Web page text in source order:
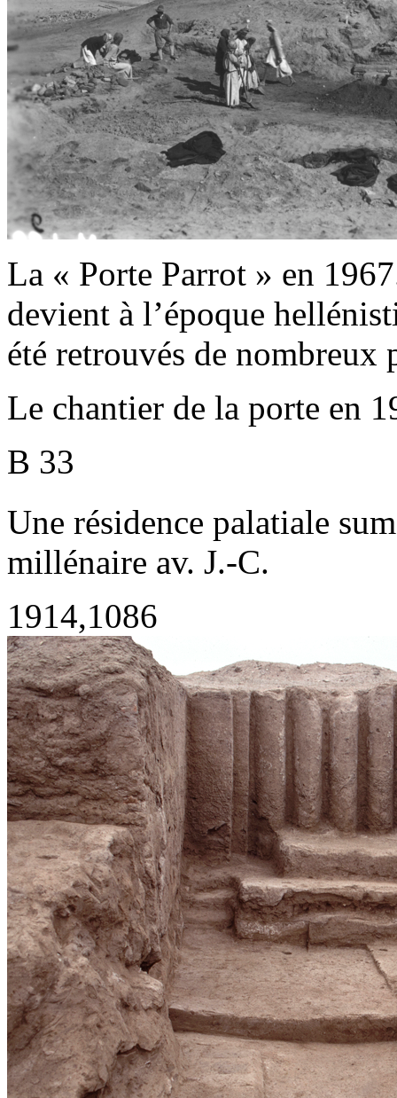
La « Porte Parrot » en
devient à l’époque
été retrouvés de nombreux
Le chantier de la porte en
B 33
Une résidence palatiale
millénaire av. J.-C.
1914,1086